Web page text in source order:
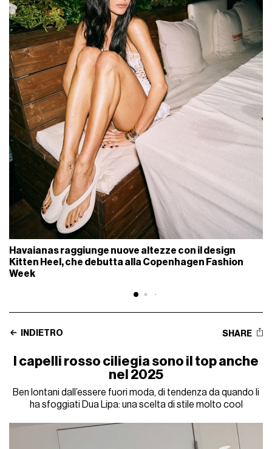
Havaianas raggiunge nuove altezze con il design
Kitten Heel, che debutta alla Copenhagen Fashion
Week
INDIETRO SHARE
I capelli rosso ciliegia sono il top anche
nel 2025
Ben lontani dall’essere fuori moda, di tendenza da quando li
ha sfoggiati Dua Lipa: una scelta di stile molto cool